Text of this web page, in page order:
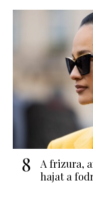
8
A frizura,
hajat a